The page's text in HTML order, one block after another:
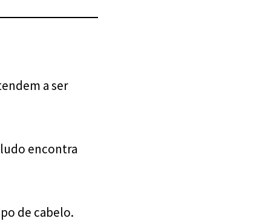
a ser
encontra
de cabelo.